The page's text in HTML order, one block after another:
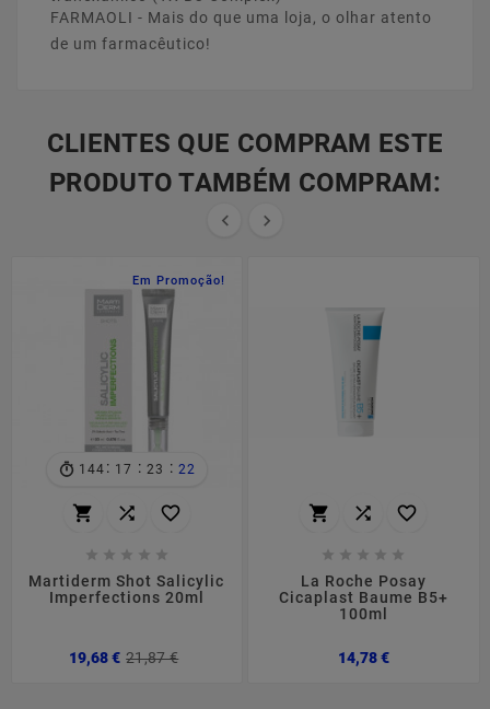
FARMAOLI - Mais do que uma loja, o olhar atento
de um farmacêutico!
CLIENTES QUE COMPRAM ESTE
PRODUTO TAMBÉM COMPRAM:
 
Em Promoção!
144 : 17 : 23 : 22
  
    
Martiderm Shot Salicylic
Imperfections 20ml
19,68 € 21,87 €
  
    
La Roche Posay
Cicaplast Baume B5+
100ml
14,78 €Preço